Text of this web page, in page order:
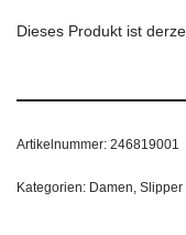
Dieses Produkt ist
Artikelnummer: 246819001
Kategorien: Damen Slipper